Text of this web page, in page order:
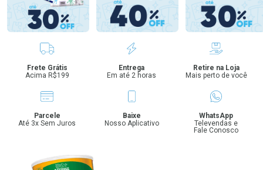
Benefícios
Frete Grátis
Acima R$199
Entrega
Em até 2 horas
Retire na Loja
Mais perto de você
Parcele
Até 3x Sem Juros
Baixe
Nosso Aplicativo
WhatsApp
Televendas e
Fale Conosco